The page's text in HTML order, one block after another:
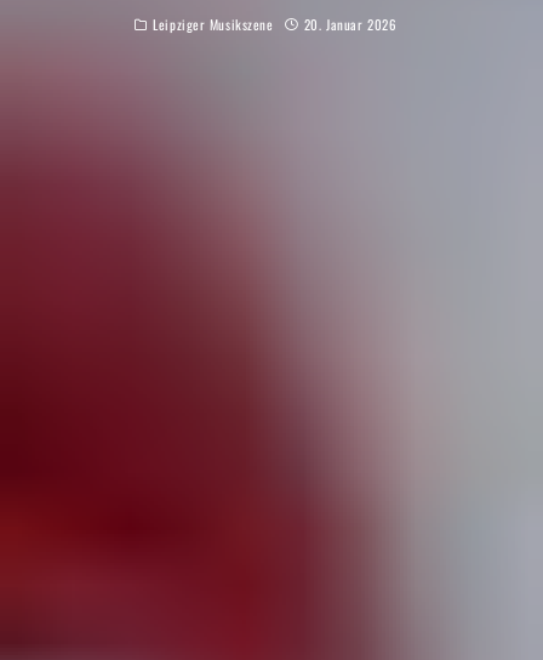
Leipziger Musikszene 20. Januar 2026